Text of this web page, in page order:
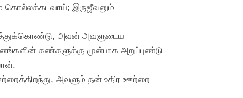
கொல்லக்கடவாய்; இருஜீவனும்
அவன் அவளுடைய
கண்களுக்கு முன்பாக அறுப்புண்டு
அவளும் தன் உதிர ஊற்றை